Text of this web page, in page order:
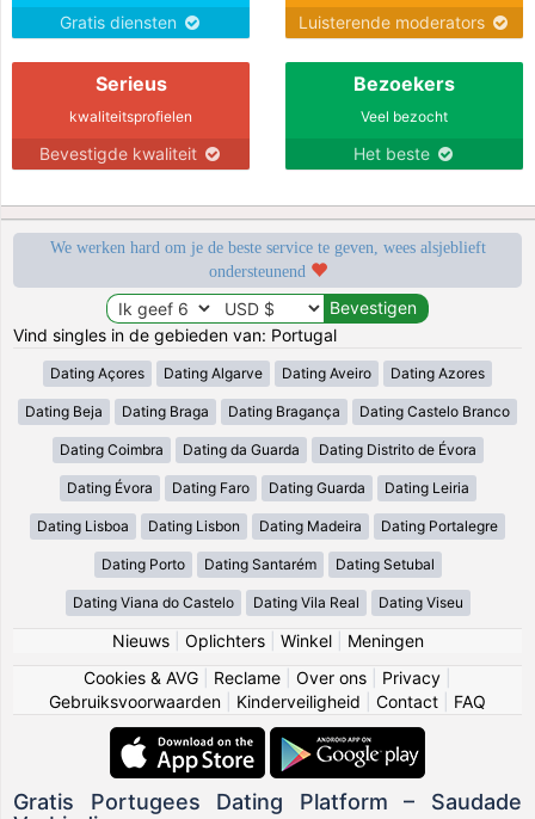
Gratis diensten Luisterende moderators
Serieus
kwaliteitsprofielen
Bevestigde kwaliteit
Bezoekers
Veel bezocht
Het beste
We werken hard om je de beste service te geven, wees alsjeblieft
ondersteunend
Vind singles in de gebieden van: Portugal
Dating Açores Dating Algarve Dating Aveiro Dating Azores
Dating Beja Dating Braga Dating Bragança Dating Castelo Branco
Dating Coimbra Dating da Guarda Dating Distrito de Évora
Dating Évora Dating Faro Dating Guarda Dating Leiria
Dating Lisboa Dating Lisbon Dating Madeira Dating Portalegre
Dating Porto Dating Santarém Dating Setubal
Dating Viana do Castelo Dating Vila Real Dating Viseu
Nieuws| Oplichters| Winkel| Meningen
Cookies & AVG
Reclame Over ons Privacy
Gebruiksvoorwaarden
Kinderveiligheid Contact FAQ
Gratis Portugees Dating Platform – Saudade